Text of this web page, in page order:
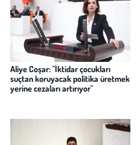
Aliye Coşar: "İktidar çocukları
suçtan koruyacak politika üretmek
yerine cezaları artırıyor"